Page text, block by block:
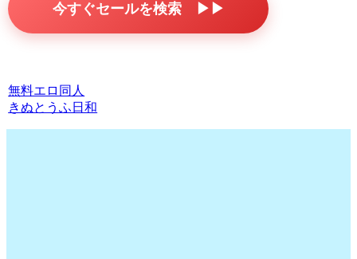
今すぐセールを検索 ▶▶
無料エロ同人
きぬとうふ日和